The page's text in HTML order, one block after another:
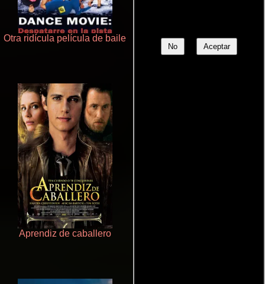
No Aceptar
Otra ridícula película de baile Rico o muerto
Aprendiz de caballero